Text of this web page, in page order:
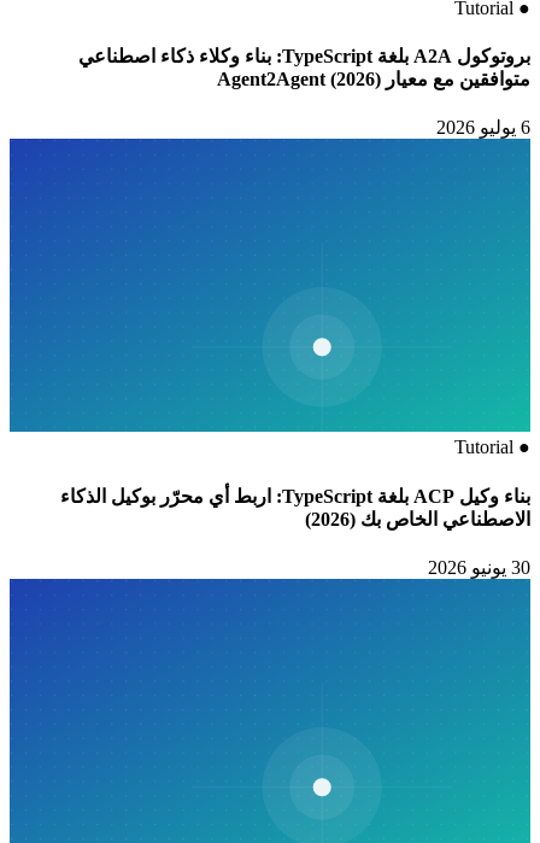
●
Tutorial
بروتوكول A2A بلغة TypeScript: بناء وكلاء ذكاء اصطناعي
متوافقين مع معيار Agent2Agent (2026)
●
Tutorial
بناء وكيل ACP بلغة TypeScript: اربط أي محرّر بوكيل الذكاء
الاصطناعي الخاص بك (2026)
30 يونيو 2026